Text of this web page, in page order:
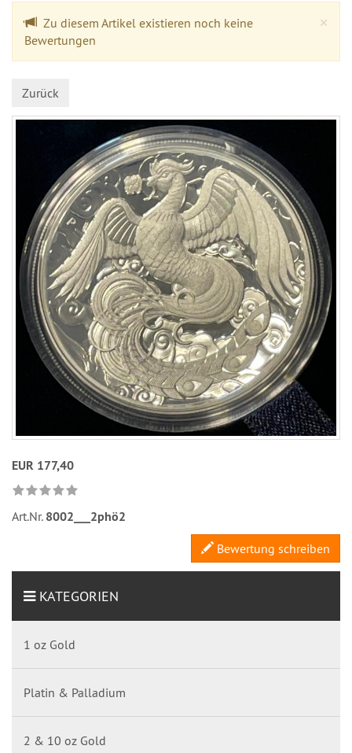
×
Zu diesem Artikel existieren noch keine
Bewertungen
Zurück
EUR 177,40
Art.Nr. 8002___2phö2
Bewertung schreiben
KATEGORIEN
1 oz Gold
Platin & Palladium
2 & 10 oz Gold